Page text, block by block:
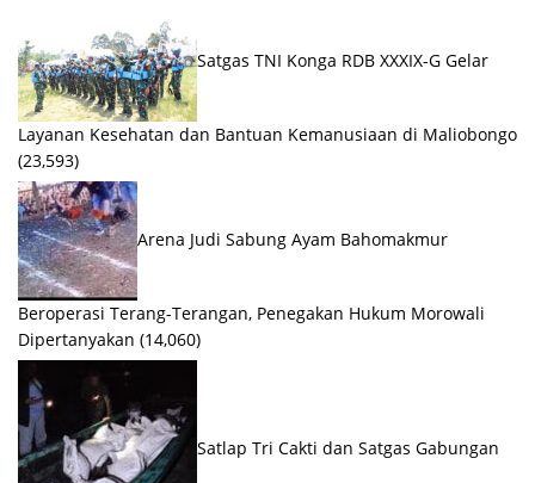
Satgas TNI Konga RDB XXXIX-G Gelar
Layanan Kesehatan dan Bantuan Kemanusiaan di Maliobongo
(23,593)
Arena Judi Sabung Ayam Bahomakmur
Beroperasi Terang-Terangan, Penegakan Hukum Morowali
Dipertanyakan (14,060)
Satlap Tri Cakti dan Satgas Gabungan